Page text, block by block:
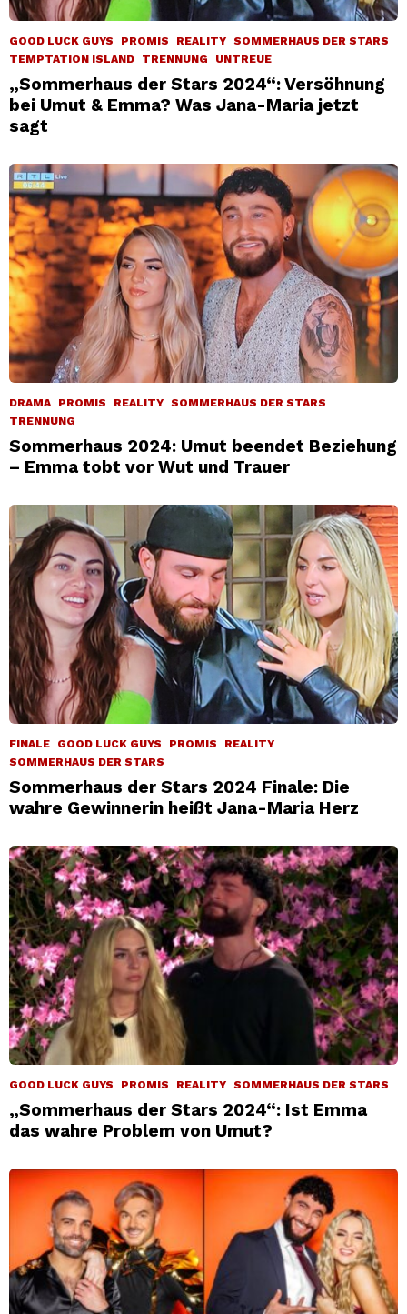
GOOD LUCK GUYS PROMIS REALITY SOMMERHAUS DER STARS
TEMPTATION ISLAND
TRENNUNG UNTREUE
„Sommerhaus der Stars 2024“: Versöhnung
bei Umut & Emma? Was Jana-Maria jetzt
sagt
DRAMA PROMIS REALITY SOMMERHAUS DER STARS
TRENNUNG
Sommerhaus 2024: Umut beendet Beziehung
– Emma tobt vor Wut und Trauer
FINALE GOOD LUCK GUYS PROMIS
REALITY
SOMMERHAUS DER STARS
Sommerhaus der Stars 2024 Finale: Die
wahre Gewinnerin heißt Jana-Maria Herz
GOOD LUCK GUYS PROMIS REALITY SOMMERHAUS DER STARS
„Sommerhaus der Stars 2024“: Ist Emma
das wahre Problem von Umut?